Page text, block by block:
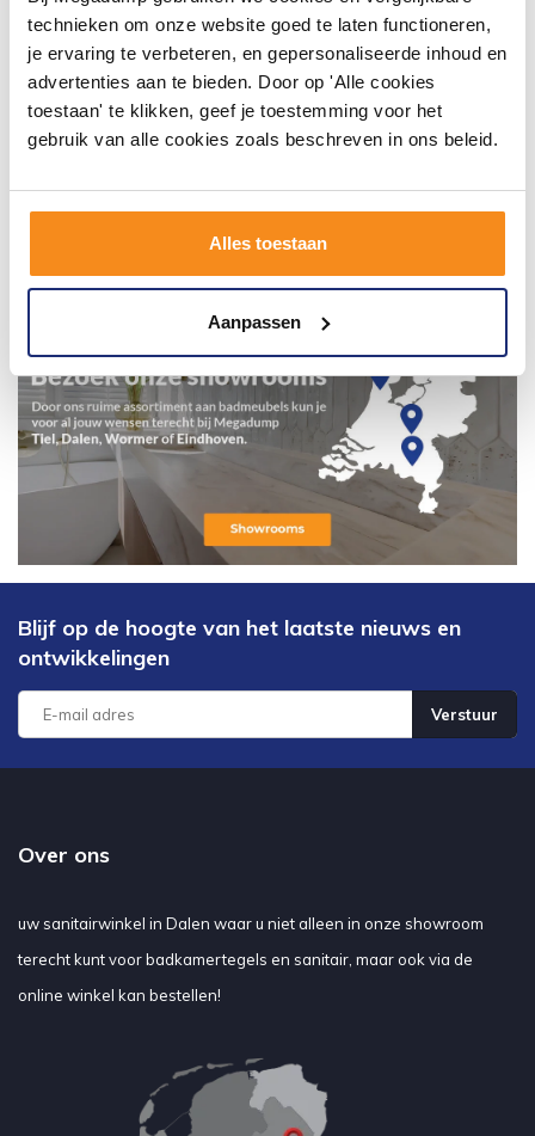
technieken om onze website goed te laten functioneren,
je ervaring te verbeteren, en gepersonaliseerde inhoud en
advertenties aan te bieden. Door op 'Alle cookies
toestaan' te klikken, geef je toestemming voor het
gebruik van alle cookies zoals beschreven in ons beleid.
Alles toestaan
Aanpassen
Blijf op de hoogte van het laatste nieuws en
ontwikkelingen
Verstuur
Over ons
uw sanitairwinkel in Dalen waar u niet alleen in onze showroom
terecht kunt voor badkamertegels en sanitair, maar ook via de
online winkel kan bestellen!